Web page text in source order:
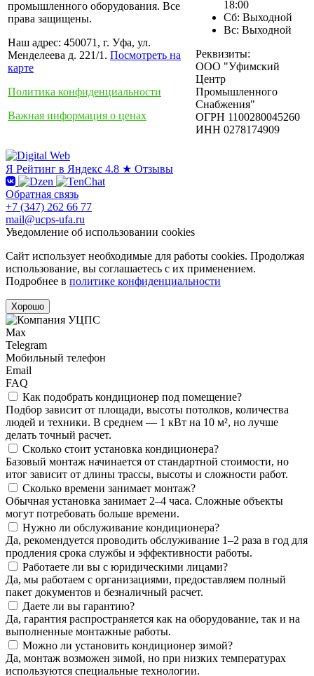
промышленного оборудования. Все
права защищены.
Наш адрес: 450071, г. Уфа, ул.
Менделеева д. 221/1. Посмотреть на
карте
Политика конфиденциальности
Важная информация о ценах
18:00
Сб: Выходной
Вс: Выходной
Реквизиты:
ООО "Уфимский
Центр
Промышленного
Снабжения"
ОГРН 1100280045260
ИНН 0278174909
Я Рейтинг в Яндекс 4.8 ★ Отзывы
Обратная связь
+7 (347) 262 66 77
mail@ucps-ufa.ru
Уведомление об использовании cookies
Сайт использует необходимые для работы cookies. Продолжая
использование, вы соглашаетесь с их применением.
Подробнее в политике конфиденциальности
Хорошо
Max
Telegram
Мобильный телефон
Email
FAQ
Как подобрать кондиционер под помещение?
Подбор зависит от площади, высоты потолков, количества
людей и техники. В среднем — 1 кВт на 10 м², но лучше
делать точный расчет.
Сколько стоит установка кондиционера?
Базовый монтаж начинается от стандартной стоимости, но
итог зависит от длины трассы, высоты и сложности работ.
Сколько времени занимает монтаж?
Обычная установка занимает 2–4 часа. Сложные объекты
могут потребовать больше времени.
Нужно ли обслуживание кондиционера?
Да, рекомендуется проводить обслуживание 1–2 раза в год для
продления срока службы и эффективности работы.
Работаете ли вы с юридическими лицами?
Да, мы работаем с организациями, предоставляем полный
пакет документов и безналичный расчет.
Даете ли вы гарантию?
Да, гарантия распространяется как на оборудование, так и на
выполненные монтажные работы.
Можно ли установить кондиционер зимой?
Да, монтаж возможен зимой, но при низких температурах
используются специальные технологии.